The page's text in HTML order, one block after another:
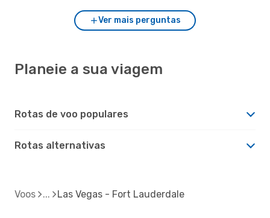
Ver mais perguntas
Planeie a sua viagem
Rotas de voo populares
Rotas alternativas
Voos Las Vegas - Fort Lauderdale